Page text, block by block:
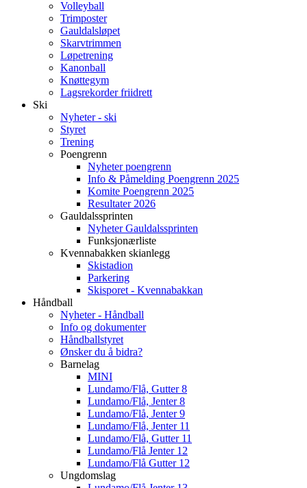
Volleyball
Trimposter
Gauldalsløpet
Skarvtrimmen
Løpetrening
Kanonball
Knøttegym
Lagsrekorder friidrett
Ski
Nyheter - ski
Styret
Trening
Poengrenn
Nyheter poengrenn
Info & Påmelding Poengrenn 2025
Komite Poengrenn 2025
Resultater 2026
Gauldalssprinten
Nyheter Gauldalssprinten
Funksjonærliste
Kvennabakken skianlegg
Skistadion
Parkering
Skisporet - Kvennabakkan
Håndball
Nyheter - Håndball
Info og dokumenter
Håndballstyret
Ønsker du å bidra?
Barnelag
MINI
Lundamo/Flå, Gutter 8
Lundamo/Flå, Jenter 8
Lundamo/Flå, Jenter 9
Lundamo/Flå, Jenter 11
Lundamo/Flå, Gutter 11
Lundamo/Flå Jenter 12
Lundamo/Flå Gutter 12
Ungdomslag